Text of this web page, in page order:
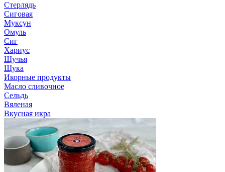
Стерлядь
Сиговая
Муксун
Омуль
Сиг
Хариус
Щучья
Щука
Икорные продукты
Масло сливочное
Сельдь
Вяленая
Вкусная икра